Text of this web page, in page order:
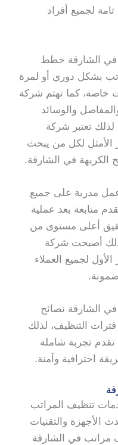
لجميع أفراد
في الشارقة خطط
بشكل دوري أو لمرة
خاصة، كما تهتم شركة
والوسائد
لذلك تعتبر شركة
الأمثل لكل من يبحث
الكريهة في الشارقة.
مدربة على جميع
متابعة بعد عملية
أعلى مستوى من
أصبحت شركة
لجميع العملاء
الشارقة نصائح
التنظيف، لذلك
تجربة شاملة
احترافية وآمنة.
تنظيف المراتب
الأجهزة والتقنيات
مراتب في الشارقة